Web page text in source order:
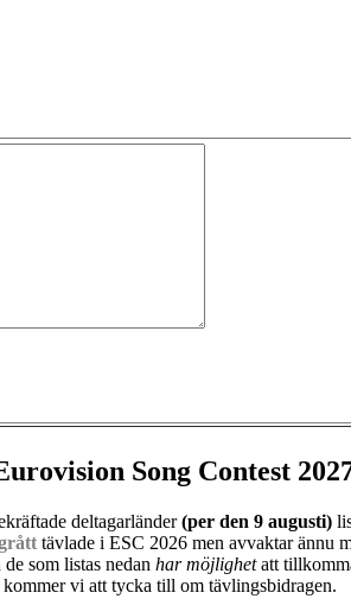
Song Contest
deltagarländer(per den 9 augusti)
tävlade i ESC 2026 men avvaktar ännu
som listas nedan har möjlighetatt
kommer vi att tycka till om tävlingsbidragen.